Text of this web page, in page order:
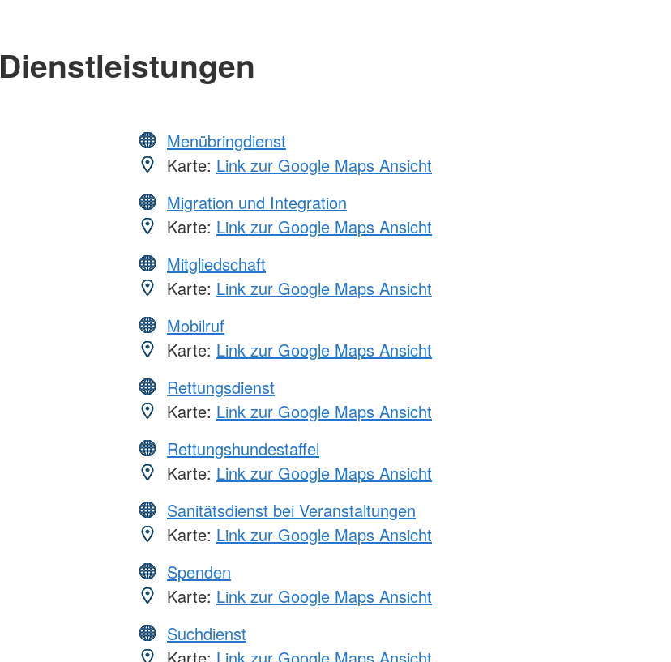
Dienstleistungen
Menübringdienst
Karte: Link zur Google Maps Ansicht
Migration und Integration
Karte: Link zur Google Maps Ansicht
Mitgliedschaft
Karte: Link zur Google Maps Ansicht
Mobilruf
Karte: Link zur Google Maps Ansicht
Rettungsdienst
Karte: Link zur Google Maps Ansicht
Rettungshundestaffel
Karte: Link zur Google Maps Ansicht
Sanitätsdienst bei Veranstaltungen
Karte: Link zur Google Maps Ansicht
Spenden
Karte: Link zur Google Maps Ansicht
Suchdienst